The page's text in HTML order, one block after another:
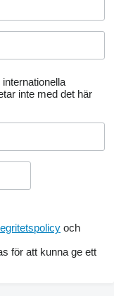
inte med det här
och
för att kunna ge ett